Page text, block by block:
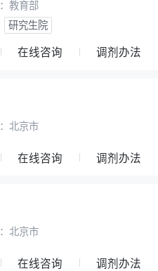
教育部
研究生院
在线咨询 调剂办法
北京市
在线咨询 调剂办法
北京市
在线咨询 调剂办法